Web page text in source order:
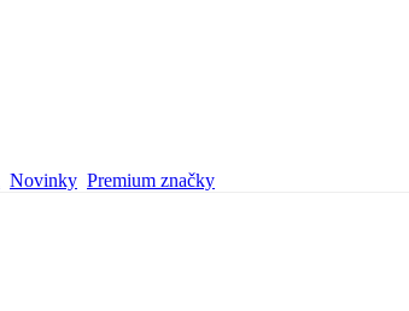
Novinky Premium značky